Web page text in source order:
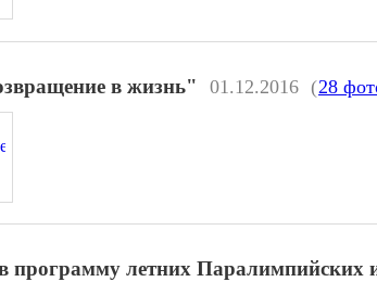
в жизнь" 01.12.2016 (28
программу летних Паралимпийских